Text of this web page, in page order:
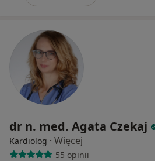
dr n. med. Agata Czekaj
Kardiolog · Więcej
55 opinii